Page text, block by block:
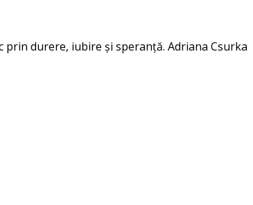
durere, iubire și speranță. Adriana Csurka